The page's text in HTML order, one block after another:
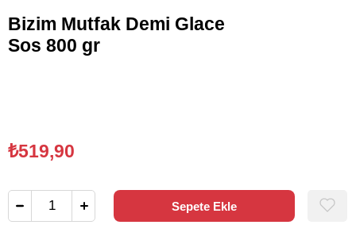
Bizim Mutfak Demi Glace
Sos 800 gr
₺519,90